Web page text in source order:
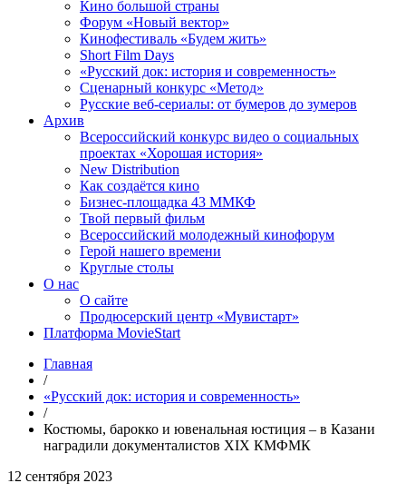
Кино большой страны
Форум «Новый вектор»
Кинофестиваль «Будем жить»
Short Film Days
«Русский док: история и современность»
Сценарный конкурс «Метод»
Русские веб-сериалы: от бумеров до зумеров
Архив
Всероссийский конкурс видео о социальных
проектах «Хорошая история»
New Distribution
Как создаётся кино
Бизнес-площадка 43 ММКФ
Твой первый фильм
Всероссийский молодежный кинофорум
Герой нашего времени
Круглые столы
О нас
О сайте
Продюсерский центр «Мувистарт»
Платформа MovieStart
Главная
/
«Русский док: история и современность»
/
Костюмы, барокко и ювенальная юстиция – в Казани
наградили документалистов XIX КМФМК
12 сентября 2023